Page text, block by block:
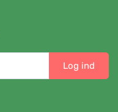
Log ind